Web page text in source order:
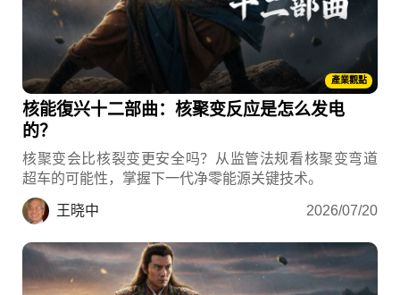
產業觀點
核能復兴十二部曲：核聚变反应是怎么发电
的？
核聚变会比核裂变更安全吗？从监管法规看核聚变弯道
超车的可能性，掌握下一代净零能源关键技术。
王晓中 2026/07/20